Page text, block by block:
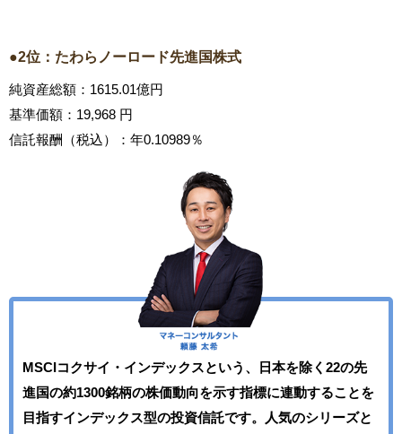
●2位：たわらノーロード先進国株式
純資産総額：1615.01億円
基準価額：19,968 円
信託報酬（税込）：年0.10989％
MSCIコクサイ・インデックスという、日本を除く22の先
進国の約1300銘柄の株価動向を示す指標に連動することを
目指すインデックス型の投資信託です。人気のシリーズと